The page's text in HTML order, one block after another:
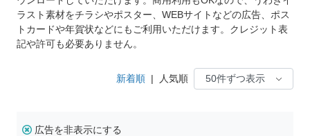
ラスト素材をチラシやポスター、WEBサイトなどの広告、ポス
トカードや年賀状などにもご利用いただけます。クレジット表
記や許可も必要ありません。
新着順 | 人気順
広告を非表示にする